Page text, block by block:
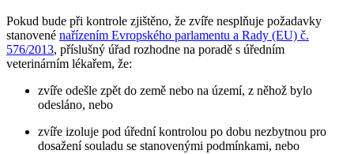
Pokud bude při kontrole zjištěno, že zvíře nesplňuje požadavky
stanovené nařízením Evropského parlamentu a Rady (EU) č.
576/2013, příslušný úřad rozhodne na poradě s úředním
veterinárním lékařem, že:
zvíře odešle zpět do země nebo na území, z něhož bylo
odesláno, nebo
zvíře izoluje pod úřední kontrolou po dobu nezbytnou pro
dosažení souladu se stanovenými podmínkami, nebo